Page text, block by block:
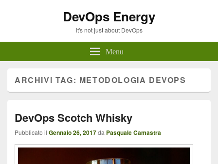
DevOps Energy
It's not just about DevOps
Menu
ARCHIVI TAG: METODOLOGIA DEVOPS
DevOps Scotch Whisky
Pubblicato il Gennaio 26, 2017da Pasquale Camastra